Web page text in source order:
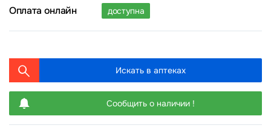
Оплата онлайн
доступна
Искать в аптеках
Сообщить о наличии !